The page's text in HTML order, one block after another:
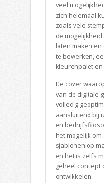
veel
zich helemaal
zoals vele
de
laten maken en
te bewerken,
kleurenpalet en
De cover
van de digitale
volledig
aansluitend bij
en
het mogelijk
sjablonen op
en het is zelfs
geheel concept
ontwikkelen.